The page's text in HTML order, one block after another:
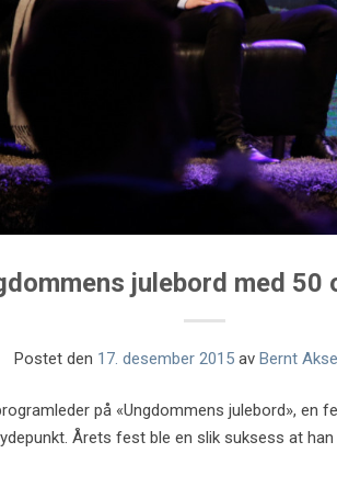
julebord med 50
Postet den 17. desember 2015av Bernt
på «Ungdommens julebord», en
Årets fest ble en slik suksess at